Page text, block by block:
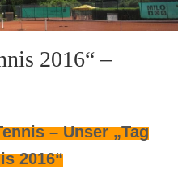
2016“ –
– Unser „Tag
2016“